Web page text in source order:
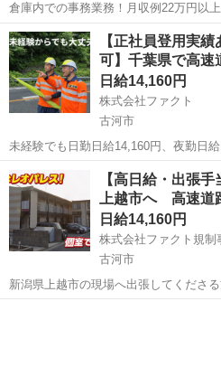
倉庫内での事務業務！月収例22万円以
40代の男女活躍中！空調完備で快適作
OK◎無料駐車場完備！《茨城県常陸大宮市》 人気の工場
電子部品製造倉庫内の事務...
茨城 常陸大宮市 静駅 その
【正社員登用実
可】千葉県で高
給…
日給14,160円
株式会社ファクト
古河市
未経験でも日勤日給14,160円、夜勤日
35万円以上可能。稼ぐ人で月に60万円
ても多めになる仕事ですので、日勤で
く...
茨城 古河市 その他 個室
【高日給・出張
上越市へ 高速道
日給14,160円
株式会社ファクト規制
古河市
新潟県上越市の現場へ出張してくださる方を募集。 日
（夜勤日給16,950円） 月35万円以上可